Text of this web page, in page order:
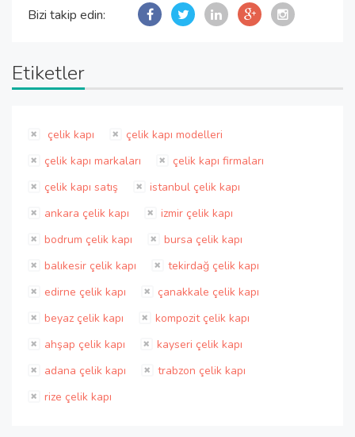
Bizi takip edin:
Etiketler
çelik kapı
çelik kapı modelleri
çelik kapı markaları
çelik kapı firmaları
çelik kapı satış
istanbul çelik kapı
ankara çelik kapı
izmir çelik kapı
bodrum çelik kapı
bursa çelik kapı
balıkesir çelik kapı
tekirdağ çelik kapı
edirne çelik kapı
çanakkale çelik kapı
beyaz çelik kapı
kompozit çelik kapı
ahşap çelik kapı
kayseri çelik kapı
adana çelik kapı
trabzon çelik kapı
rize çelik kapı